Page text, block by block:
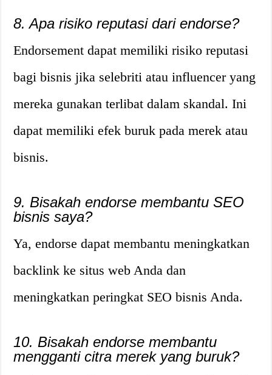
8. Apa risiko reputasi dari endorse?
Endorsement dapat memiliki risiko reputasi
bagi bisnis jika selebriti atau influencer yang
mereka gunakan terlibat dalam skandal. Ini
dapat memiliki efek buruk pada merek atau
bisnis.
9. Bisakah endorse membantu SEO
bisnis saya?
Ya, endorse dapat membantu meningkatkan
backlink ke situs web Anda dan
meningkatkan peringkat SEO bisnis Anda.
10. Bisakah endorse membantu
mengganti citra merek yang buruk?